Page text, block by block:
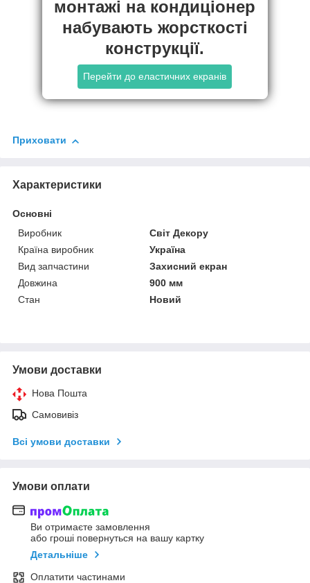
монтажі на кондиціонер
набувають жорсткості
конструкції.
Перейти до еластичних екранів
Приховати
Характеристики
Основні
Виробник
Світ Декору
Країна виробник
Україна
Вид запчастини
Захисний екран
Довжина
900 мм
Стан
Новий
Умови доставки
Нова Пошта
Самовивіз
Всі умови доставки
Умови оплати
Ви отримаєте замовлення
або гроші повернуться на вашу картку
Детальніше
Оплатити частинами